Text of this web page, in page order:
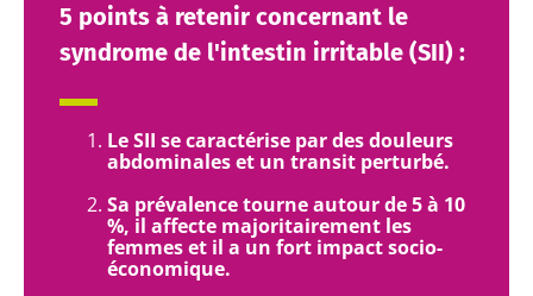
5 points à retenir concernant le
syndrome de l'intestin irritable (SII) :
Le SII se caractérise par des douleurs
abdominales et un transit perturbé.
Sa prévalence tourne autour de 5 à 10
%, il affecte majoritairement les
femmes et il a un fort impact socio-
économique.